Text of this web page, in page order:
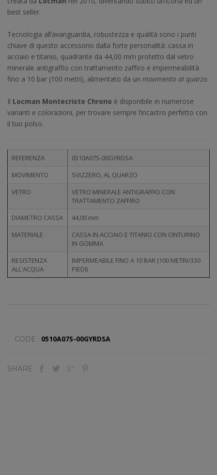
best seller.
Tecnologia all’avanguardia, robustezza e qualità sono i punti
chiave di questo accessorio dalla forte personalità: cassa in
acciaio e titanio, quadrante da 44,00 mm protetto dal vetro
minerale antigraffio con trattamento zaffiro e impermeabilità
fino a 10 bar (100 metri), alimentato da un movimento al quarzo.
Il Locman Montecristo Chrono è disponibile in numerose
varianti e colorazioni, per trovare sempre l’incastro perfetto con
il tuo polso.
REFERENZA
0510A07S-00GYRDSA
MOVIMENTO
SVIZZERO, AL QUARZO
VETRO
VETRO MINERALE ANTIGRAFFIO CON
TRATTAMENTO ZAFFIRO
DIAMETRO CASSA
44,00 mm
MATERIALE
CASSA IN ACCIAIO E TITANIO CON CINTURINO
IN GOMMA
RESISTENZA
ALL'ACQUA
IMPERMEABILE FINO A 10 BAR (100 METRI/330
PIEDI)
CODE : 0510A07S-00GYRDSA
SHARE :